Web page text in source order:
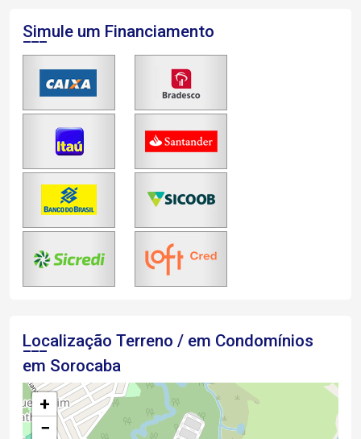
Simule um Financiamento
Localização Terreno / em Condomínios
em Sorocaba
+
−